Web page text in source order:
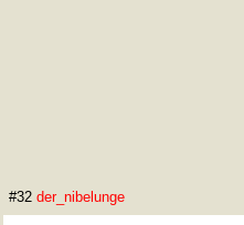
#32 der_nibelunge